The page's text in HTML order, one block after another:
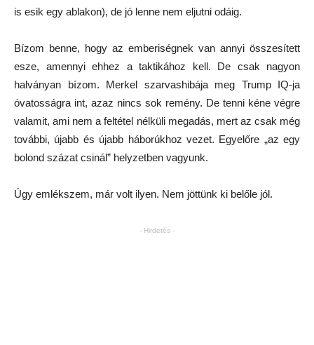
is esik egy ablakon), de jó lenne nem eljutni odáig.
Bízom benne, hogy az emberiségnek van annyi összesített
esze, amennyi ehhez a taktikához kell. De csak nagyon
halványan bízom. Merkel szarvashibája meg Trump IQ-ja
óvatosságra int, azaz nincs sok remény. De tenni kéne végre
valamit, ami nem a feltétel nélküli megadás, mert az csak még
további, újabb és újabb háborúkhoz vezet. Egyelőre „az egy
bolond százat csinál” helyzetben vagyunk.
Úgy emlékszem, már volt ilyen. Nem jöttünk ki belőle jól.
- Hirdetés -